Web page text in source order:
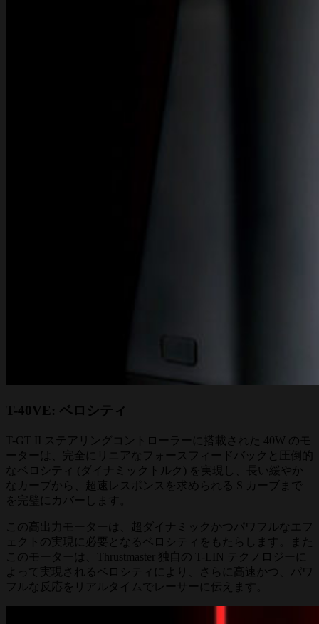
T-40VE: ベロシティ
T-GT II ステアリングコントローラーに搭載された 40W のモ
ーターは、完全にリニアなフォースフィードバックと圧倒的
なベロシティ (ダイナミックトルク) を実現し、長い緩やか
なカーブから、超速レスポンスを求められる S カーブまで
を完璧にカバーします。
この高出力モーターは、超ダイナミックかつパワフルなエフ
ェクトの実現に必要となるベロシティをもたらします。また
このモーターは、Thrustmaster 独自の T-LIN テクノロジーに
よって実現されるベロシティにより、さらに高速かつ、パワ
フルな反応をリアルタイムでレーサーに伝えます。